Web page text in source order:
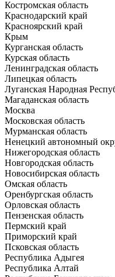
Костромская область
Краснодарский край
Красноярский край
Крым
Курганская область
Курская область
Ленинградская область
Липецкая область
Луганская Народная
Магаданская область
Москва
Московская область
Мурманская область
Ненецкий автономный
Нижегородская область
Новгородская область
Новосибирская область
Омская область
Оренбургская область
Орловская область
Пензенская область
Пермский край
Приморский край
Псковская область
Республика Адыгея
Республика Алтай